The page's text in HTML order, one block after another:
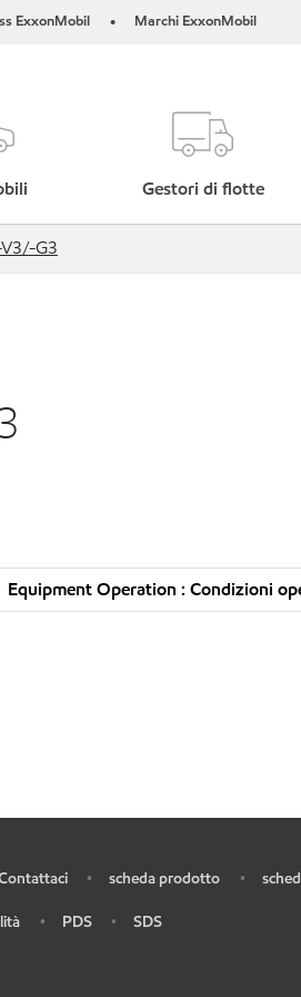
ExxonMobil • Marchi ExxonMobil
Gestori di flotte
G3
Equipment Operation : Condizioni
• scheda prodotto •
• PDS • SDS